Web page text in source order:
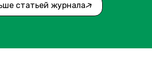
статьей журнала